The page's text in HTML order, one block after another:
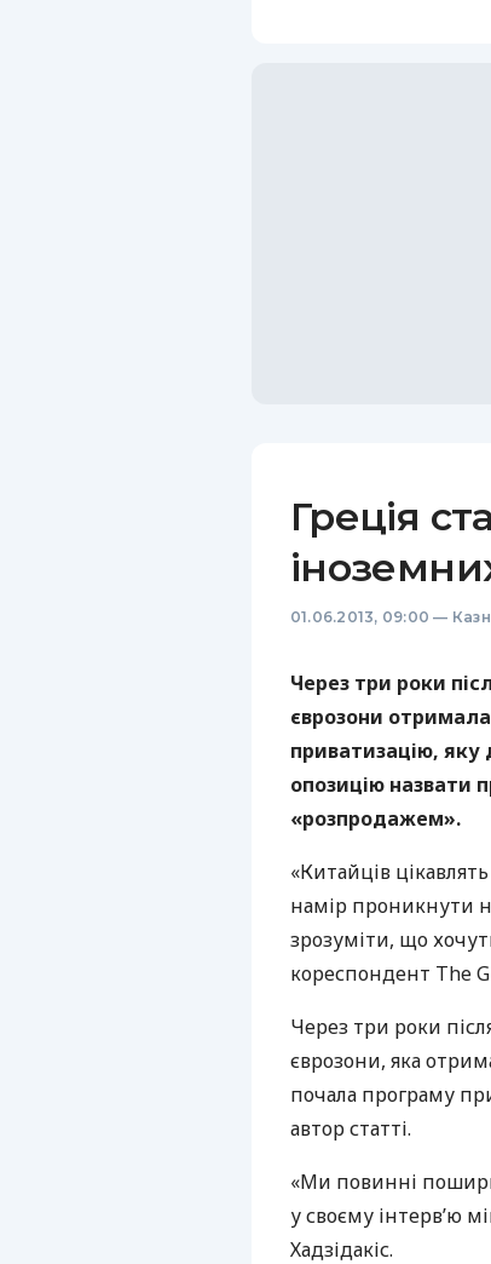
Греція
01.06.2013, 09:00 —
Через три роки
єврозони
приватизацію, яку
опозицію назвати
«розпродажем».
«Китайців
намір проникнути
зрозуміти, що
кореспондент The
Через три роки
єврозони, яка
почала програму
автор статті.
«Ми повинні
у своєму інтерв’ю
Хадзідакіс.